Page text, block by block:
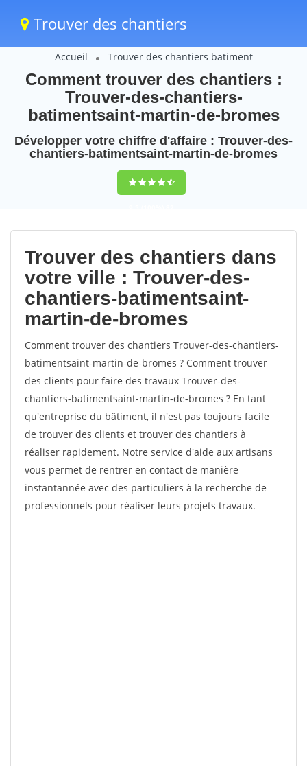
Trouver des chantiers
Accueil Trouver des chantiers batiment
Comment trouver des chantiers :
Trouver-des-chantiers-
batimentsaint-martin-de-bromes
Développer votre chiffre d'affaire : Trouver-des-
chantiers-batimentsaint-martin-de-bromes
9,5(100%)82
votes
Trouver des chantiers dans
votre ville : Trouver-des-
chantiers-batimentsaint-
martin-de-bromes
Comment trouver des chantiers Trouver-des-chantiers-
batimentsaint-martin-de-bromes ? Comment trouver
des clients pour faire des travaux Trouver-des-
chantiers-batimentsaint-martin-de-bromes ? En tant
qu'entreprise du bâtiment, il n'est pas toujours facile
de trouver des clients et trouver des chantiers à
réaliser rapidement. Notre service d'aide aux artisans
vous permet de rentrer en contact de manière
instantannée avec des particuliers à la recherche de
professionnels pour réaliser leurs projets travaux.